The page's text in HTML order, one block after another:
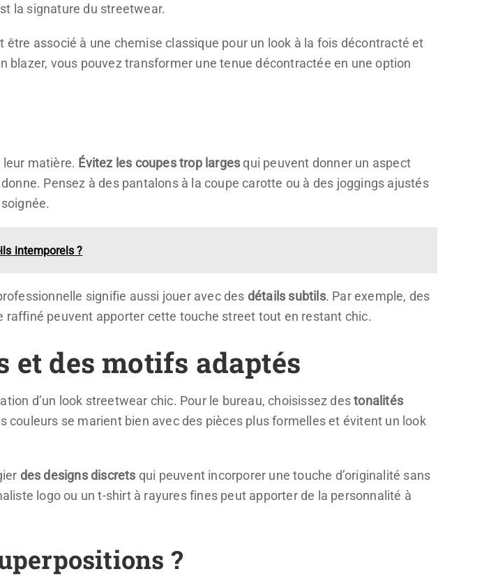
la signature du streetwear.
être associé à une chemise classique pour un look à la fois décontracté et
blazer, vous pouvez transformer une tenue décontractée en une option
matière. Évitez les coupes trop larges qui peuvent donner un aspect
Pensez à des pantalons à la coupe carotte ou à des joggings ajustés
intemporels ?
signifie aussi jouer avec des détails subtils. Par exemple, des
raffiné peuvent apporter cette touche street tout en restant chic.
et des motifs adaptés
d’un look streetwear chic. Pour le bureau, choisissez destonalités
couleurs se marient bien avec des pièces plus formelles et évitent un look
des designs discrets qui peuvent incorporer une touche d’originalité sans
logo ou un t-shirt à rayures fines peut apporter de la personnalité à
?